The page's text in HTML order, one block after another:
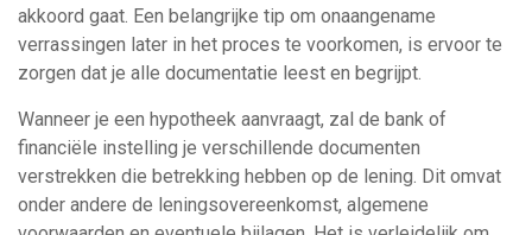
akkoord gaat. Een belangrijke tip om onaangename
verrassingen later in het proces te voorkomen, is ervoor te
zorgen dat je alle documentatie leest en begrijpt.
Wanneer je een hypotheek aanvraagt, zal de bank of
financiële instelling je verschillende documenten
verstrekken die betrekking hebben op de lening. Dit omvat
onder andere de leningsovereenkomst, algemene